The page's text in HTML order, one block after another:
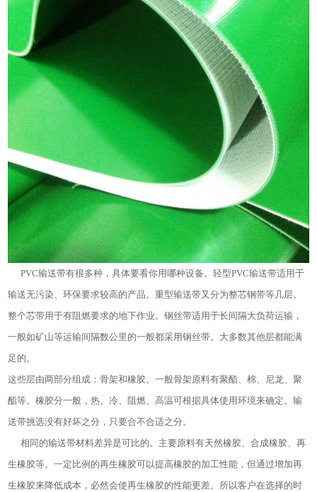
PVC输送带有很多种，具体要看你用哪种设备。轻型PVC输送带适用于
输送无污染、环保要求较高的产品。重型输送带又分为整芯钢带等几层。
整个芯带用于有阻燃要求的地下作业。钢丝带适用于长间隔大负荷运输，
一般如矿山等运输间隔数公里的一般都采用钢丝带。大多数其他层都能满
足的。
这些层由两部分组成：骨架和橡胶。一般骨架原料有聚酯、棉、尼龙、聚
酯等。橡胶分一般，热、冷、阻燃、高温可根据具体使用环境来确定。输
送带挑选没有好坏之分，只要合不合适之分。
相同的输送带材料差异是可比的。主要原料有天然橡胶、合成橡胶、再
生橡胶等。一定比例的再生橡胶可以提高橡胶的加工性能，但通过增加再
生橡胶来降低成本，必然会使再生橡胶的性能更差。所以客户在选择的时